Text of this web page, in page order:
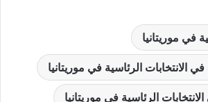
في موريتانيا
الانتخابات الرئاسية في موريتانيا
الرئاسية في موريتانيا